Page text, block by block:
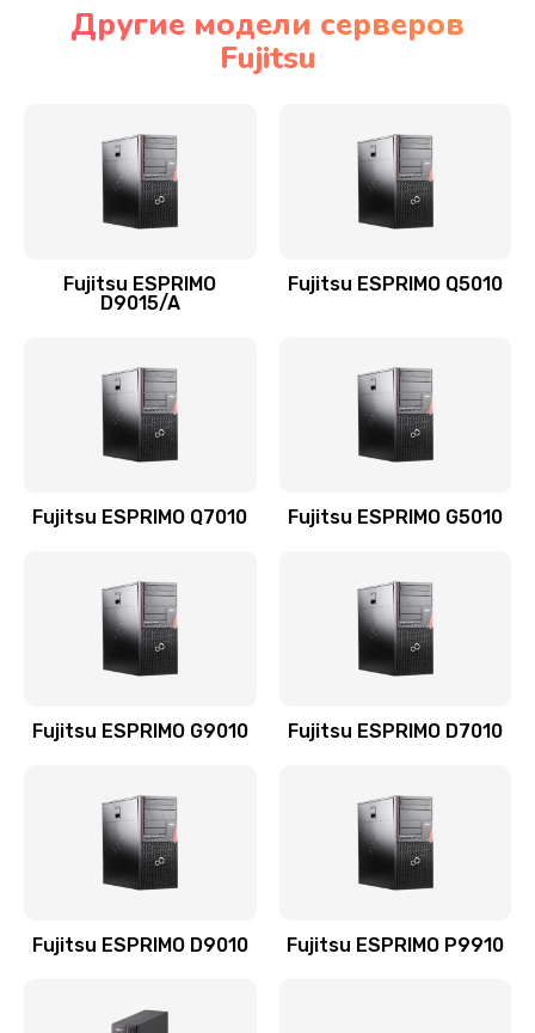
Другие модели серверов
Fujitsu
Fujitsu ESPRIMO
D9015/A
Fujitsu ESPRIMO Q5010
Fujitsu ESPRIMO Q7010 Fujitsu ESPRIMO G5010
Fujitsu ESPRIMO G9010 Fujitsu ESPRIMO D7010
Fujitsu ESPRIMO D9010 Fujitsu ESPRIMO P9910